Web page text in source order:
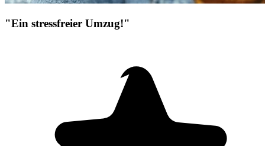
"Ein stressfreier Umzug!"